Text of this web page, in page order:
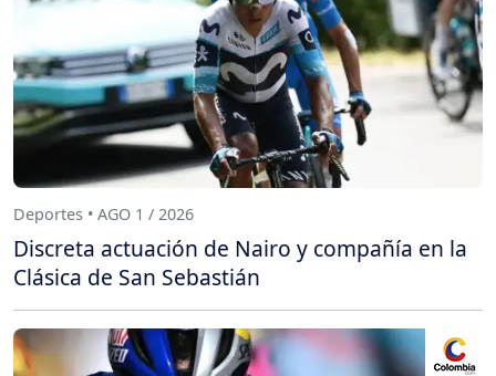
Deportes • AGO 1 / 2026
Discreta actuación de Nairo y compañía en la
Clásica de San Sebastián